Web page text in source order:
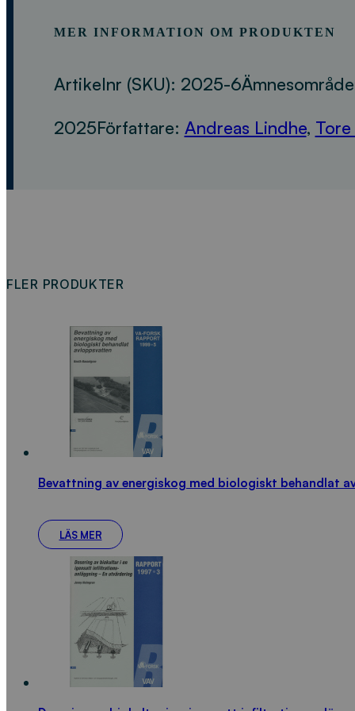
MER INFORMATION OM PRODUKTEN
Artikelnr (SKU): 2025-6
2025Författare: Andreas Lindhe,
FLER PRODUKTER
Bevattning av energiskog med biologiskt behandlat
LÄS MER